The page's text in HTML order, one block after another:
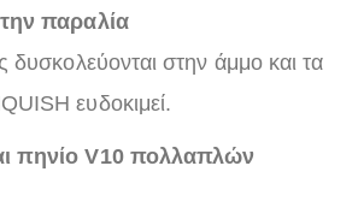
παραλία
δυσκολεύονται στην άμμο και τα
ευδοκιμεί.
πηνίο V10 πολλαπλών